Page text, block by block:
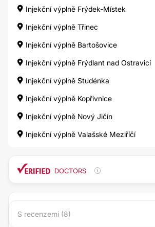
Injekční výplně Frýdek-Místek
Injekční výplně Třinec
Injekční výplně Bartošovice
Injekční výplně Frýdlant nad Ostravicí
Injekční výplně Studénka
Injekční výplně Kopřivnice
Injekční výplně Nový Jičín
Injekční výplně Valašské Meziříčí
DOCTORS
S recenzemi (8)